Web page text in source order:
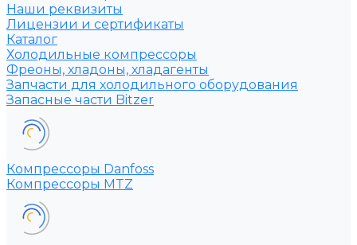
Наши реквизиты
Лицензии и сертификаты
Каталог
Холодильные компрессоры
Фреоны, хладоны, хладагенты
Запчасти для холодильного оборудования
Запасные части Bitzer
Компрессоры Danfoss
Компрессоры MTZ